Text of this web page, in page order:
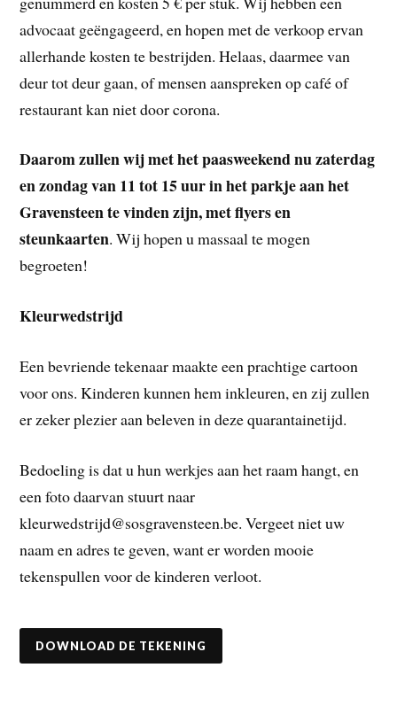
advocaat geëngageerd, en hopen met de verkoop ervan
allerhande kosten te bestrijden. Helaas, daarmee van
deur tot deur gaan, of mensen aanspreken op café of
restaurant kan niet door corona.
Daarom zullen wij met het paasweekend nu zaterdag
en zondag van 11 tot 15 uur in het parkje aan het
Gravensteen te vinden zijn, met flyers en
steunkaarten. Wij hopen u massaal te mogen
begroeten!
Kleurwedstrijd
Een bevriende tekenaar maakte een prachtige cartoon
voor ons. Kinderen kunnen hem inkleuren, en zij zullen
er zeker plezier aan beleven in deze quarantainetijd.
Bedoeling is dat u hun werkjes aan het raam hangt, en
een foto daarvan stuurt naar
kleurwedstrijd@sosgravensteen.be. Vergeet niet uw
naam en adres te geven, want er worden mooie
tekenspullen voor de kinderen verloot.
DOWNLOAD DE TEKENING